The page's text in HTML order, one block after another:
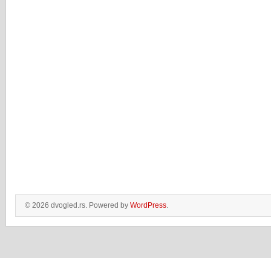
© 2026 dvogled.rs. Powered by WordPress.